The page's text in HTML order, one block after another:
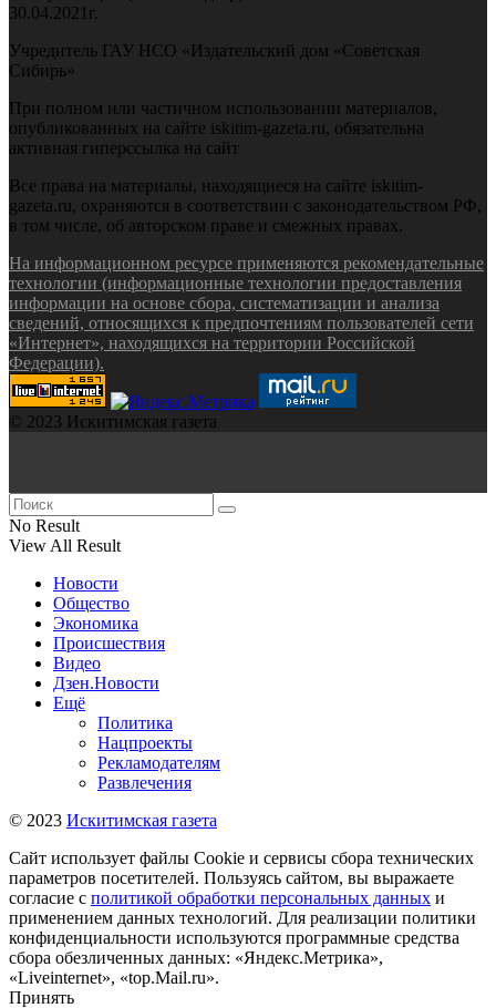
30.04.2021г.
Учредитель ГАУ НСО «Издательский дом «Советская
Сибирь»
При полном или частичном использовании материалов,
опубликованных на сайте iskitim-gazeta.ru, обязательна
активная гиперссылка на сайт
Все права на материалы, находящиеся на сайте iskitim-
gazeta.ru, охраняются в соответствии с законодательством РФ,
в том числе, об авторском праве и смежных правах.
На информационном ресурсе применяются рекомендательные
технологии (информационные технологии предоставления
информации на основе сбора, систематизации и анализа
сведений, относящихся к предпочтениям пользователей сети
«Интернет», находящихся на территории Российской
Федерации).
© 2023 Искитимская газета
No Result
View All Result
Новости
Общество
Экономика
Происшествия
Видео
Дзен.Новости
Ещё
Политика
Нацпроекты
Рекламодателям
Развлечения
© 2023 Искитимская газета
Сайт использует файлы Cookie и сервисы сбора технических
параметров посетителей. Пользуясь сайтом, вы выражаете
согласие с политикой обработки персональных данных и
применением данных технологий. Для реализации политики
конфиденциальности используются программные средства
сбора обезличенных данных: «Яндекс.Метрика»,
«Liveinternet», «top.Mail.ru».
Принять